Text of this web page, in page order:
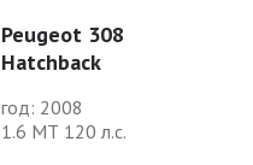
Peugeot 308
Hatchback
год: 2008
1.6 МТ 120 л.с.